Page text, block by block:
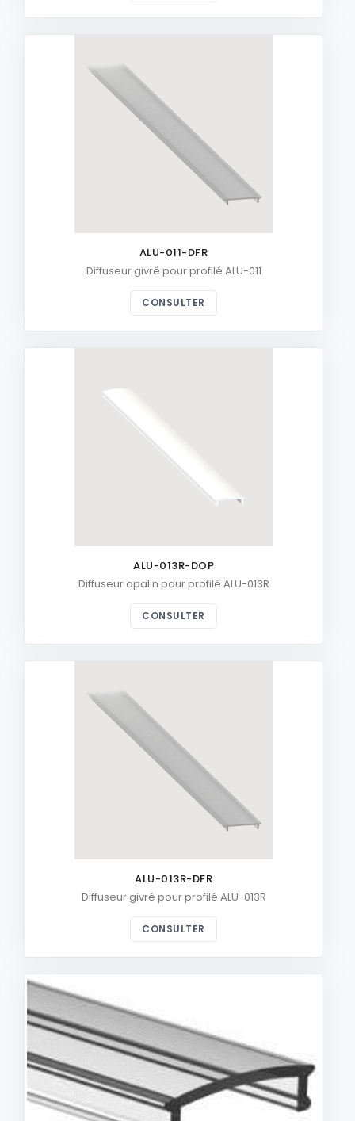
ALU-011-DFR
Diffuseur givré pour profilé ALU-011
CONSULTER
ALU-013R-DOP
Diffuseur opalin pour profilé ALU-013R
CONSULTER
ALU-013R-DFR
Diffuseur givré pour profilé ALU-013R
CONSULTER